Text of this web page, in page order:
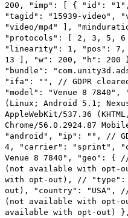
XR-игры
Запускайте XR-игры на
Многопользовательские игры
Упрощенное создание
200, "imp": [ { "id":
"tagid": "15939-video",
"video/mp4" ],
"protocols": [ 2, 3, 5, 6
"linearity": 1, "pos":
13 ], "w": 200, "h":
"bundle":
"ifa": "", // GDPR
"model": "Venue 8
(Linux; Android 5.1;
AppleWebKit/537.36
Chrome/56.0.2924.87
"android", "ip": "", //
4, "carrier": "sprint",
Venue 8 7840", "geo": {
(not available with
with opt-out), // "type":
out), "country":
(not available with
available with opt-out)